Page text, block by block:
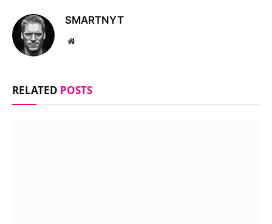
SMARTNYT
Website
RELATED POSTS